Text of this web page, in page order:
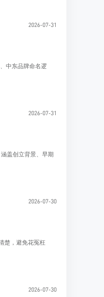
2026-07-31
中东品牌命名逻
2026-07-31
盖创立背景、早期
2026-07-30
楚，避免花冤枉
2026-07-30